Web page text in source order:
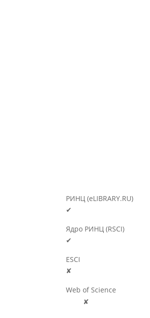
РИНЦ (eLIBRARY.RU)
✔
Ядро РИНЦ (RSCI)
✔
ESCI
✘
Web of Science
✘